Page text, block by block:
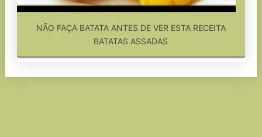
NÃO FAÇA BATATA ANTES DE VER ESTA RECEITA
BATATAS ASSADAS